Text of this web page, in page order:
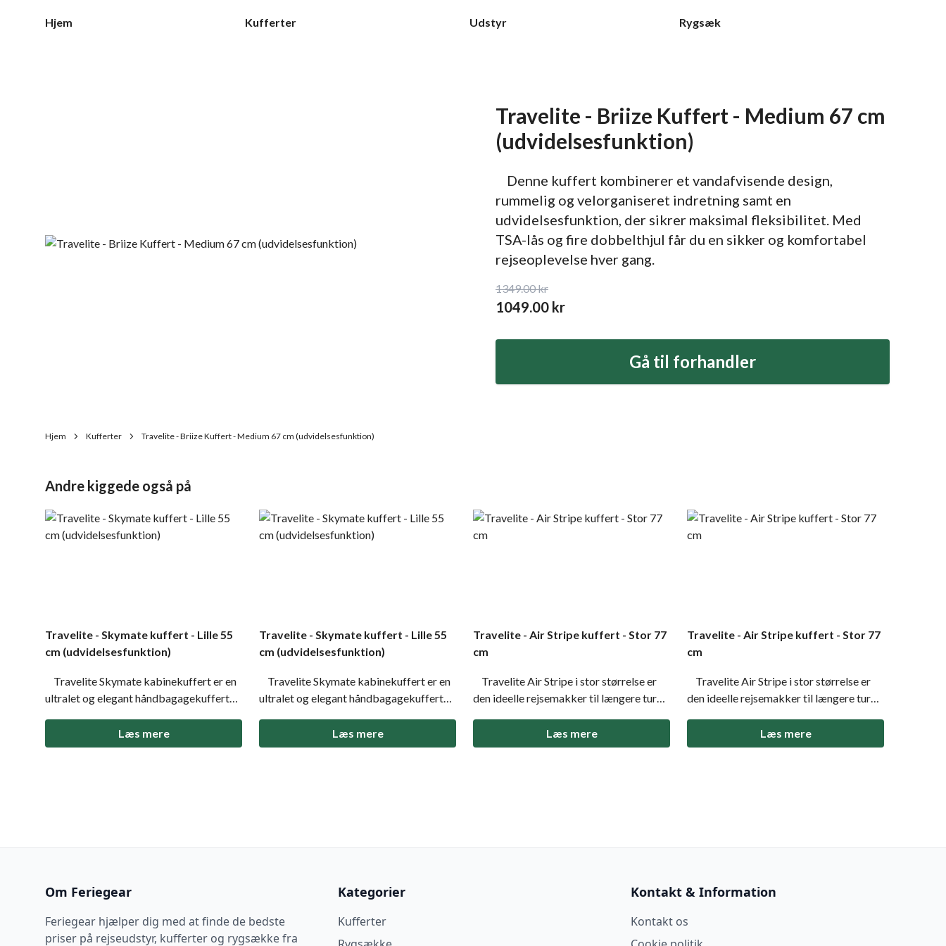
Hjem Kufferter Udstyr Rygsæk
Travelite - Briize Kuffert - Medium 67 cm
(udvidelsesfunktion)
Denne kuffert kombinerer et vandafvisende design,
rummelig og velorganiseret indretning samt en
udvidelsesfunktion, der sikrer maksimal fleksibilitet. Med
TSA-lås og fire dobbelthjul får du en sikker og komfortabel
rejseoplevelse hver gang.
1349.00kr
1049.00 kr
Gå til forhandler
Hjem Kufferter Travelite - Briize Kuffert - Medium 67 cm (udvidelsesfunktion)
Andre kiggede også på
Travelite - Skymate kuffert - Lille 55
cm (udvidelsesfunktion)
Travelite Skymate kabinekuffert er en
ultralet og elegant håndbagagekuffert
plads, når du har brug for det. Den
kombinerer lav vægt, robusthed og
Læs mere
Travelite - Skymate kuffert - Lille 55
cm (udvidelsesfunktion)
Travelite Skymate kabinekuffert er en
ultralet og elegant håndbagagekuffert
plads, når du har brug for det. Den
kombinerer lav vægt, robusthed og
Læs mere
Travelite - Air Stripe kuffert - Stor 77
cm
Travelite Air Stripe i stor størrelse er
den ideelle rejsemakker til længere ture.
TSA-lås, smarte pakkeløsninger og fire
støjsvage dobbelte hjul, der gør
Læs mere
Travelite - Air Stripe kuffert - Stor 77
cm
Travelite Air Stripe i stor størrelse er
den ideelle rejsemakker til længere ture.
TSA-lås, smarte pakkeløsninger og fire
støjsvage dobbelte hjul, der gør
Læs mere
Om Feriegear
Feriegear hjælper dig med at finde de bedste
priser på rejseudstyr, kufferter og rygsække fra
Kategorier
Kufferter
Kontakt & Information
Kontakt os